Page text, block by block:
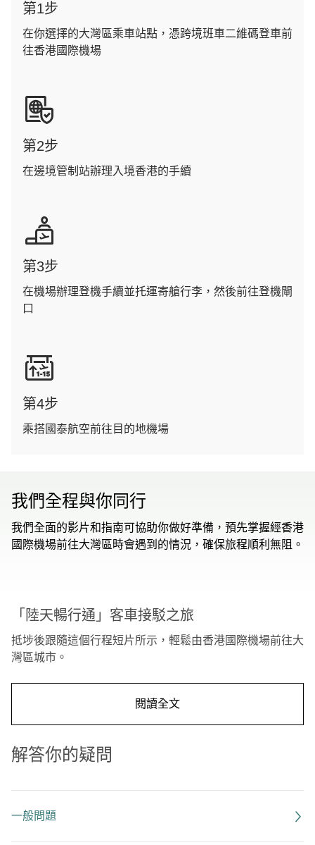
第1步
在你選擇的大灣區乘車站點，憑跨境班車二維碼登車前
往香港國際機場
第2步
在邊境管制站辦理入境香港的手續
第3步
在機場辦理登機手續並托運寄艙行李，然後前往登機閘
口
第4步
乘搭國泰航空前往目的地機場
我們全程與你同行
我們全面的影片和指南可協助你做好準備，預先掌握經香港
國際機場前往大灣區時會遇到的情況，確保旅程順利無阻。
「陸天暢行通」客車接駁之旅
抵埗後跟隨這個行程短片所示，輕鬆由香港國際機場前往大
灣區城市。
閱讀全文
解答你的疑問
一般問題